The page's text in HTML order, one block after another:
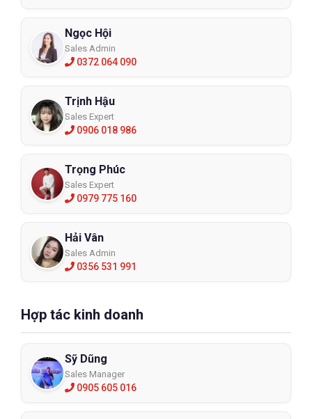
Ngọc Hội
Sales Admin
0372 064 090
Trịnh Hậu
Sales Expert
0906 018 986
Trọng Phúc
Sales Expert
0979 775 160
Hải Vân
Sales Admin
0356 531 991
Hợp tác kinh doanh
Sỹ Dũng
Sales Manager
0905 605 016